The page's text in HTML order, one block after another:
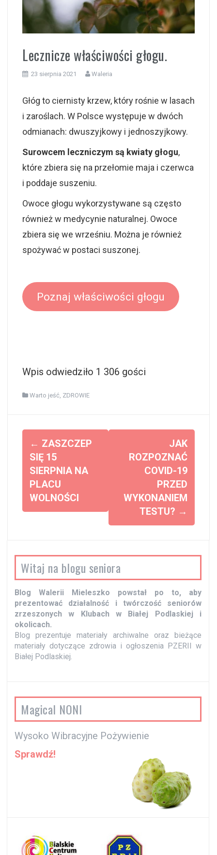
Lecznicze właściwości głogu.
23 sierpnia 2021 Waleria
Głóg to ciernisty krzew, który rośnie w lasach
i zaroślach. W Polsce występuje w dwóch
odmianach: dwuszyjkowy i jednoszyjkowy.
Surowcem leczniczym są kwiaty głogu,
które zbiera się na przełomie maja i czerwca
i poddaje suszeniu.
Owoce głogu wykorzystywane są często
również w medycynie naturalnej. Owoce
zbiera się we wrześniu. Można je również
spożywać w postaci suszonej.
Poznaj właściwości głogu
Wpis odwiedziło 1 306 gości
Warto jeść, ZDROWIE
c
i
s
y
← ZASZCZEP
SIĘ 15
SIERPNIA NA
PLACU
WOLNOŚCI
JAK
ROZPOZNAĆ
COVID-19
PRZED
WYKONANIEM
TESTU? →
Witaj na blogu seniora
Blog Walerii Mieleszko powstał po to, aby
prezentować działalność i twórczość seniorów
zrzeszonych w Klubach w Białej Podlaskiej i
okolicach.
Blog prezentuje materiały archiwalne oraz bieżące
materiały dotyczące zdrowia i ogłoszenia PZERII w
Białej Podlaskiej.
Magical NONI
Wysoko Wibracyjne Pożywienie
Sprawdź!